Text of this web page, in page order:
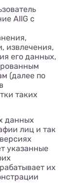
AIIG с
извлечения,
его данных,
(далее по
таких
данных
лиц и так
указанные
их